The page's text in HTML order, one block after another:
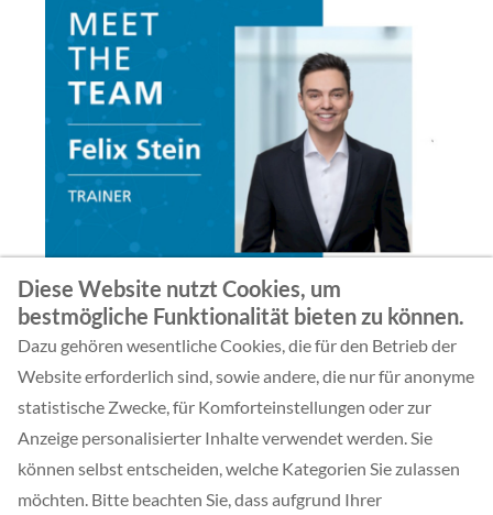
Diese Website nutzt Cookies, um
bestmögliche Funktionalität bieten zu können.
Dazu gehören wesentliche Cookies, die für den Betrieb der
Website erforderlich sind, sowie andere, die nur für anonyme
statistische Zwecke, für Komforteinstellungen oder zur
Anzeige personalisierter Inhalte verwendet werden. Sie
können selbst entscheiden, welche Kategorien Sie zulassen
möchten. Bitte beachten Sie, dass aufgrund Ihrer